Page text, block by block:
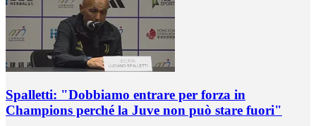
Spalletti: "Dobbiamo entrare per forza in
Champions perché la Juve non può stare fuori"